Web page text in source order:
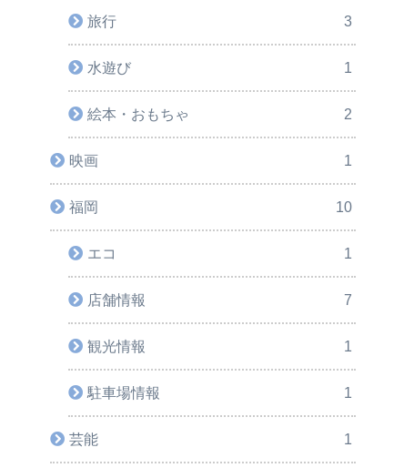
旅行 3
水遊び 1
絵本・おもちゃ 2
映画 1
福岡 10
エコ 1
店舗情報 7
観光情報 1
駐車場情報 1
芸能 1